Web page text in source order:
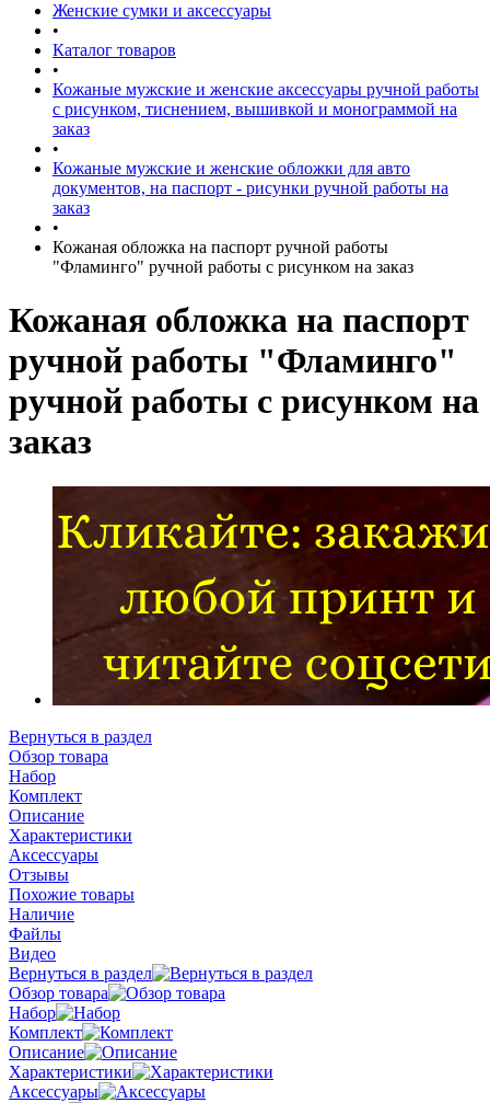
Женские сумки и аксессуары
•
Каталог товаров
•
Кожаные мужские и женские аксессуары ручной работы
с рисунком, тиснением, вышивкой и монограммой на
заказ
•
Кожаные мужские и женские обложки для авто
документов, на паспорт - рисунки ручной работы на
заказ
•
Кожаная обложка на паспорт ручной работы
"Фламинго" ручной работы с рисунком на заказ
Кожаная обложка на паспорт
ручной работы "Фламинго"
ручной работы с рисунком на
заказ
Вернуться в раздел
Обзор товара
Набор
Комплект
Описание
Характеристики
Аксессуары
Отзывы
Похожие товары
Наличие
Файлы
Видео
Вернуться в раздел
Обзор товара
Набор
Комплект
Описание
Характеристики
Аксессуары